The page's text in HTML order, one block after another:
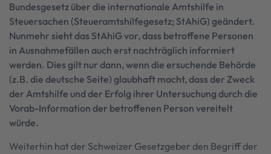
Bundesgesetz über die internationale Amtshilfe in
Steuersachen (Steueramtshilfegesetz; StAhiG) geändert.
Nunmehr sieht das StAhiG vor, dass betroffene Personen
in Ausnahmefällen auch erst nachträglich informiert
werden. Dies gilt nur dann, wenn die ersuchende Behörde
(z.B. die deutsche Seite) glaubhaft macht, dass der Zweck
der Amtshilfe und der Erfolg ihrer Untersuchung durch die
Vorab-Information der betroffenen Person vereitelt
würde.
Weiterhin hat der Schweizer Gesetzgeber den Begriff der